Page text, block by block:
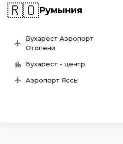
🇷🇴Румыния
Бухарест Аэропорт
Отопени
Бухарест - центр
Аэропорт Яссы